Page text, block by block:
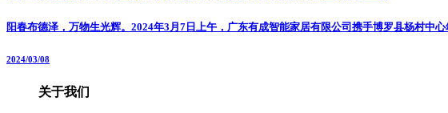
阳春布德泽，万物生光辉。2024年3月7日上午，广东有成智能家居有限公司携手博罗县杨村中
2024/03/08
关于我们